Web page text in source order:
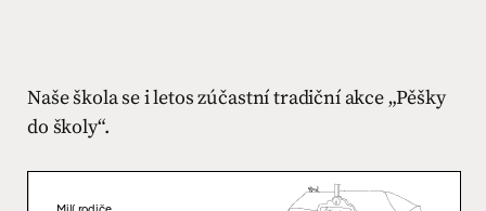
Naše škola se i letos zúčastní tradiční akce „Pěšky
do školy“.